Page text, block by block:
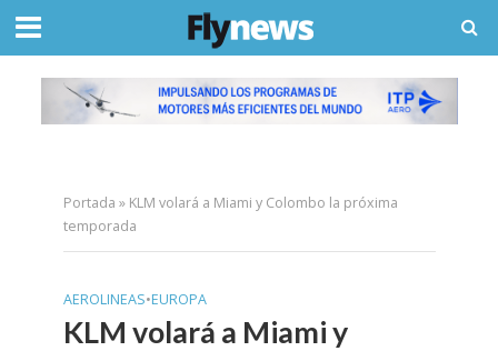
Portada » KLM volará a Miami y Colombo la próxima
temporada
AEROLINEAS•EUROPA
KLM volará a Miami y